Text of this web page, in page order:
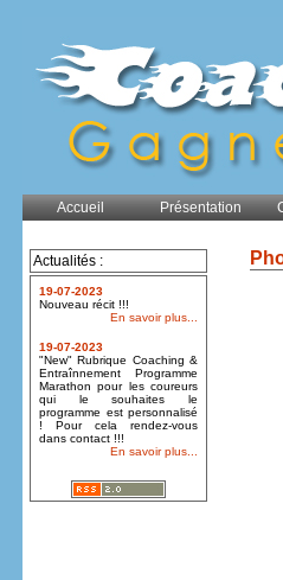
Accueil Présentation
Actualités :
19-07-2023
Nouveau récit !!!
En savoir plus...
19-07-2023
"New" Rubrique Coaching &
Entraînnement Programme
Marathon pour les coureurs
qui le souhaites le
programme est personnalisé
! Pour cela rendez-vous
dans contact !!!
En savoir plus...